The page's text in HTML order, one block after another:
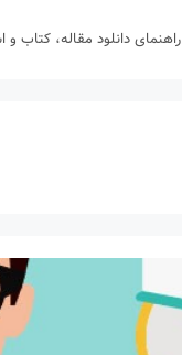
راهنمای دانلود مقاله، کتاب و